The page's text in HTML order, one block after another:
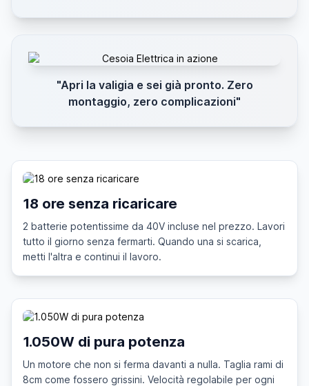
"Apri la valigia e sei già pronto. Zero
montaggio, zero complicazioni"
18 ore senza ricaricare
2 batterie potentissime da 40V incluse nel prezzo. Lavori
tutto il giorno senza fermarti. Quando una si scarica,
metti l'altra e continui il lavoro.
1.050W di pura potenza
Un motore che non si ferma davanti a nulla. Taglia rami di
8cm come fossero grissini. Velocità regolabile per ogni